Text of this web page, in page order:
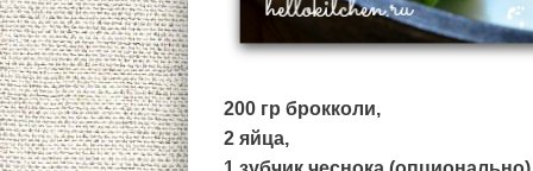
200 гр брокколи,
2 яйца,